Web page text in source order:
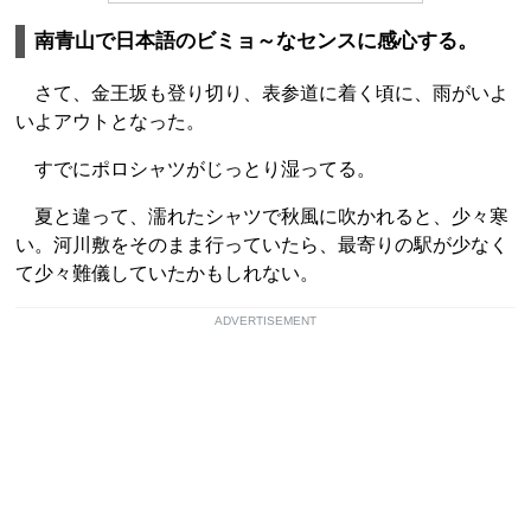
南青山で日本語のビミョ～なセンスに感心する。
さて、金王坂も登り切り、表参道に着く頃に、雨がいよ
いよアウトとなった。
すでにポロシャツがじっとり湿ってる。
夏と違って、濡れたシャツで秋風に吹かれると、少々寒
い。河川敷をそのまま行っていたら、最寄りの駅が少なく
て少々難儀していたかもしれない。
ADVERTISEMENT